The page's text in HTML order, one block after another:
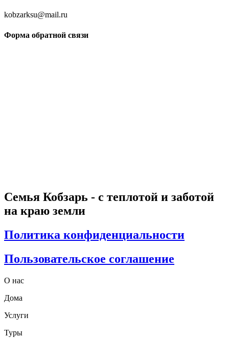
kobzarksu@mail.ru
Форма обратной связи
Семья Кобзарь - с теплотой и заботой
на краю земли
Политика конфиденциальности
Пользовательское соглашение
О нас
Дома
Услуги
Туры